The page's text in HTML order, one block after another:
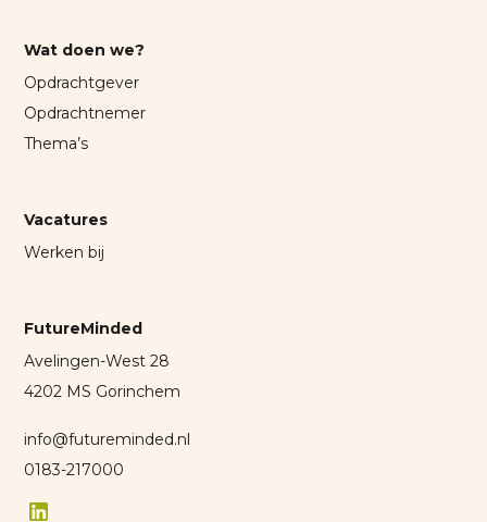
Wat doen we?
Opdrachtgever
Opdrachtnemer
Thema’s
Vacatures
Werken bij
FutureMinded
Avelingen-West 28
4202 MS Gorinchem
info@futureminded.nl
0183-217000